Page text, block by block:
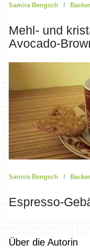
Samira Bengsch
Mehl- und
Avocado-
Samira Bengsch
Espresso-
Über die Autorin